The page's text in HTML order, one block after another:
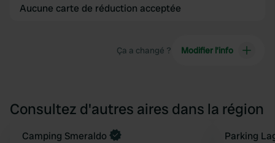
Aucune carte de réduction acceptée
Ça a changé ? Modifier l’info
Consultez d'autres aires dans la région
Camping Smeraldo Parking